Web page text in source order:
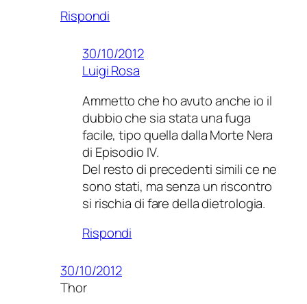
Rispondi
30/10/2012
Luigi Rosa
Ammetto che ho avuto anche io il
dubbio che sia stata una fuga
facile, tipo quella dalla Morte Nera
di Episodio IV.
Del resto di precedenti simili ce ne
sono stati, ma senza un riscontro
si rischia di fare della dietrologia.
Rispondi
30/10/2012
Thor